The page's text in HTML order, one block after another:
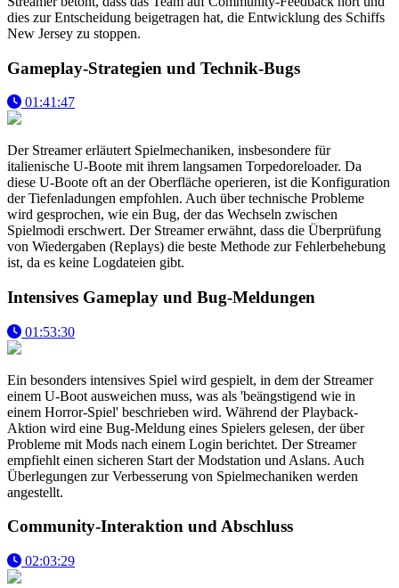
dies zur Entscheidung beigetragen hat, die Entwicklung des Schiffs
New Jersey zu stoppen.
Gameplay-Strategien und Technik-Bugs
01:41:47
Der Streamer erläutert Spielmechaniken, insbesondere für
italienische U-Boote mit ihrem langsamen Torpedoreloader. Da
diese U-Boote oft an der Oberfläche operieren, ist die Konfiguration
der Tiefenladungen empfohlen. Auch über technische Probleme
wird gesprochen, wie ein Bug, der das Wechseln zwischen
Spielmodi erschwert. Der Streamer erwähnt, dass die Überprüfung
von Wiedergaben (Replays) die beste Methode zur Fehlerbehebung
ist, da es keine Logdateien gibt.
Intensives Gameplay und Bug-Meldungen
01:53:30
Ein besonders intensives Spiel wird gespielt, in dem der Streamer
einem U-Boot ausweichen muss, was als 'beängstigend wie in
einem Horror-Spiel' beschrieben wird. Während der Playback-
Aktion wird eine Bug-Meldung eines Spielers gelesen, der über
Probleme mit Mods nach einem Login berichtet. Der Streamer
empfiehlt einen sicheren Start der Modstation und Aslans. Auch
Überlegungen zur Verbesserung von Spielmechaniken werden
angestellt.
Community-Interaktion und Abschluss
02:03:29